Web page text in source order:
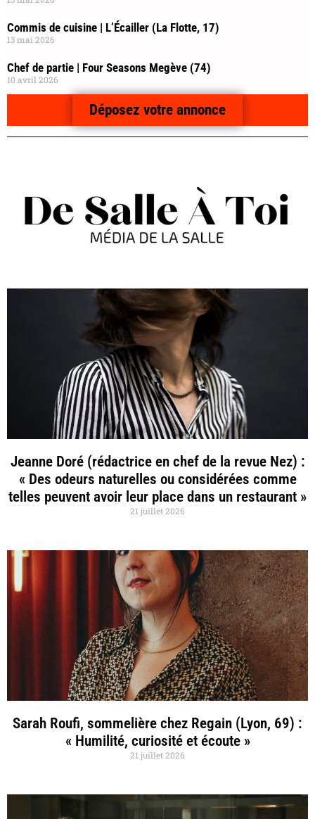
Commis de cuisine | L’Écailler (La Flotte, 17)
13 mai 2026
Chef de partie | Four Seasons Megève (74)
10 avril 2026
Déposez votre annonce
Jeanne Doré (rédactrice en chef de la revue Nez) :
« Des odeurs naturelles ou considérées comme
telles peuvent avoir leur place dans un restaurant »
21 juillet 2026
Sarah Roufi, sommelière chez Regain (Lyon, 69) :
« Humilité, curiosité et écoute »
21 juillet 2026